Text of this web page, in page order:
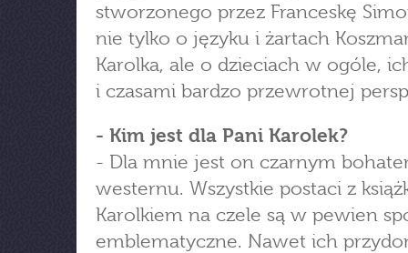
stworzonego przez Franceskę
nie tylko o języku i żartach
Karolka, ale o dzieciach w ogóle,
i czasami bardzo przewrotnej
- Kim jest dla Pani Karolek?
- Dla mnie jest on czarnym
westernu. Wszystkie postaci z
Karolkiem na czele są w pewien
emblematyczne. Nawet ich